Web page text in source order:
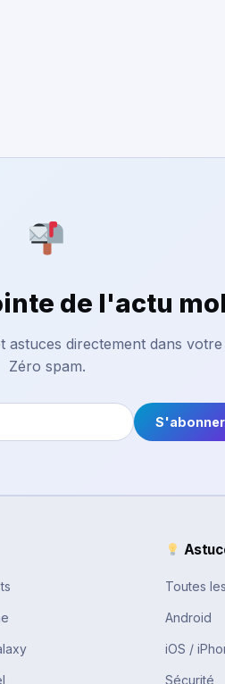
de l'actu
astuces directement dans
Zéro spam.
S'abonner
Toutes
Android
iOS /
Sécurité